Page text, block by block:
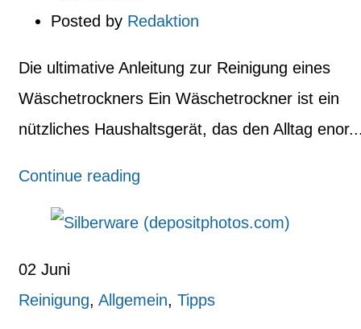
Posted by Redaktion
Die ultimative Anleitung zur Reinigung eines
Wäschetrockners Ein Wäschetrockner ist ein
nützliches Haushaltsgerät, das den Alltag
Continue reading
02 Juni
Reinigung, Allgemein, Tipps